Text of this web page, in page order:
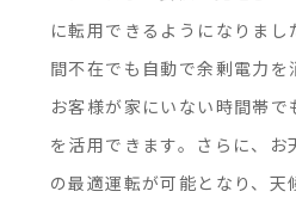
に転用できるようになりま
間不在でも自動で余剰電力を
お客様が家にいない時間帯
を活用できます。さらに、お
の最適運転が可能となり、天